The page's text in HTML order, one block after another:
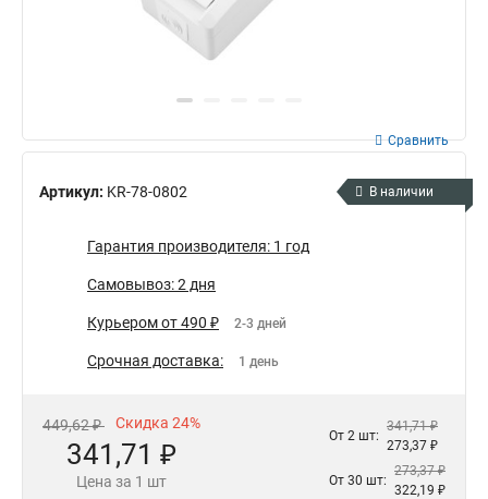
Артикул: KR-78-0802
Сравнить
В наличии
Гарантия производителя: 1 год
Самовывоз: 2 дня
Курьером от 490 ₽ 2-3 дней
Срочная доставка: 1 день
449,62 ₽ Скидка 24%
341,71 ₽
Цена за 1 шт
От 2 шт:
341,71 ₽
273,37 ₽
От 30 шт:
273,37 ₽
322,19 ₽